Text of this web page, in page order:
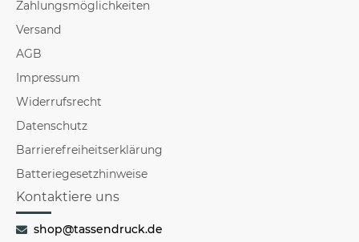
Zahlungsmöglichkeiten
Versand
AGB
Impressum
Widerrufsrecht
Datenschutz
Barrierefreiheitserklärung
Batteriegesetzhinweise
Kontaktiere uns
shop@tassendruck.de